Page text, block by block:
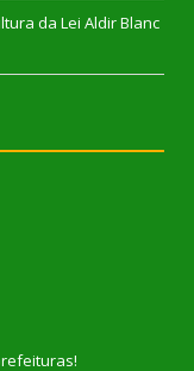
da Lei Aldir Blanc
!